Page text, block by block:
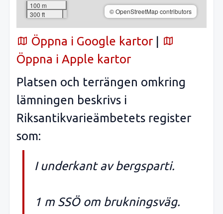
100 m
300 ft
© OpenStreetMap contributors
Öppna i Google kartor
Öppna i Apple kartor
Platsen och terrängen omkring
lämningen beskrivs i
Riksantikvarieämbetets register
som:
I underkant av bergsparti.
1 m SSÖ om brukningsväg.